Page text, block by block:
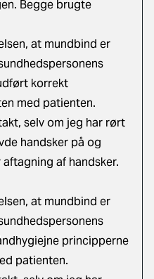
Begge brugte
at mundbind er
korrekt
med patienten.
selv om jeg har rørt
handsker på og
af handsker.
at mundbind er
principperne
patienten.